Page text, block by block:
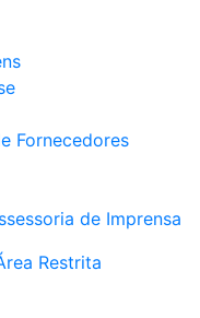
Fornecedores
de Imprensa
Restrita